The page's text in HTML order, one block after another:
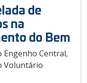
de
na
do Bem
Engenho Central,
Voluntário